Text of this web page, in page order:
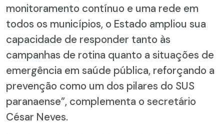
monitoramento contínuo e uma rede em
todos os municípios, o Estado ampliou sua
capacidade de responder tanto às
campanhas de rotina quanto a situações de
emergência em saúde pública, reforçando a
prevenção como um dos pilares do SUS
paranaense”, complementa o secretário
César Neves.